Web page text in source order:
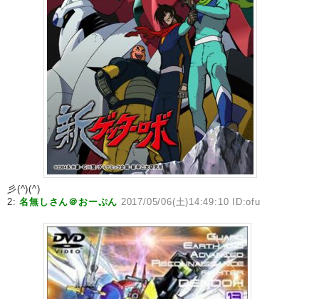
彡(^)(^)
2:名無しさん＠おーぷん 2017/05/06(土)14:49:10 ID:ofu